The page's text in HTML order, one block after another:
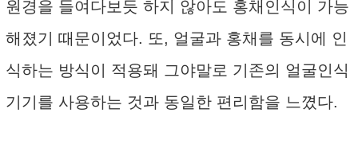
원경을 들여다보듯 하지 않아도 홍채인식이 가능
해졌기 때문이었다. 또, 얼굴과 홍채를 동시에 인
식하는 방식이 적용돼 그야말로 기존의 얼굴인식
기기를 사용하는 것과 동일한 편리함을 느꼈다.